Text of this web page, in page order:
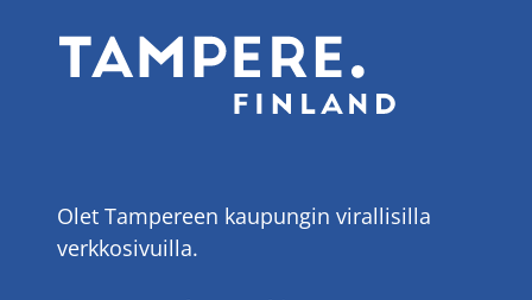
Olet Tampereen kaupungin virallisilla
verkkosivuilla.